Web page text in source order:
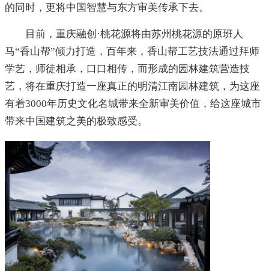
的同时，更将中国智慧与东方审美传承下去。
目前，重庆融创·桃花源将由苏州桃花源的原班人
马“香山帮”倾力打造，百年来，香山帮工艺技法通过拜师
学艺，师徒相承，口口相传，而形成的园林建筑营造技
艺，将在重庆打造一座真正的明清江南园林建筑，为这座
有着3000年历史文化名城带来全新审美价值，给这座城市
带来中国建筑之美的极致感受。